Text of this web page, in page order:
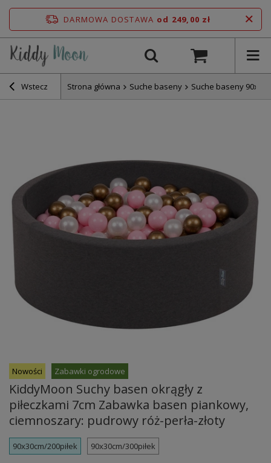
DARMOWA DOSTAWA od 249,00 zł
Wstecz Strona główna Suche baseny Suche baseny 90x30
Nowości Zabawki ogrodowe
KiddyMoon Suchy basen okrągły z
piłeczkami 7cm Zabawka basen piankowy,
ciemnoszary: pudrowy róż-perła-złoty
90x30cm/200piłek 90x30cm/300piłek